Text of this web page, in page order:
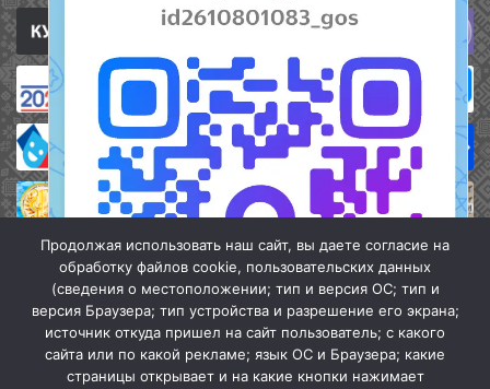
Продолжая использовать наш сайт, вы даете согласие на
обработку файлов cookie, пользовательских данных
(сведения о местоположении; тип и версия ОС; тип и
версия Браузера; тип устройства и разрешение его экрана;
источник откуда пришел на сайт пользователь; с какого
сайта или по какой рекламе; язык ОС и Браузера; какие
страницы открывает и на какие кнопки нажимает